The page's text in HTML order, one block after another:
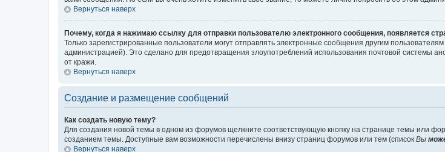
Вернуться наверх
Почему, когда я нажимаю ссылку для отправки пользователю электронного сообщения, появляется
Только зарегистрированные пользователи могут отправлять электронные сообщения другим
администрацией). Это сделано для предотвращения злоупотреблений использования почтовой системы
от кражи.
Вернуться наверх
Создание и размещение сообщений
Как создать новую тему?
Для создания новой темы в одном из форумов щелкните соответствующую кнопку на странице темы или
созданием темы. Доступные вам возможности перечислены внизу страниц форумов или тем (список Вы
Вернуться наверх